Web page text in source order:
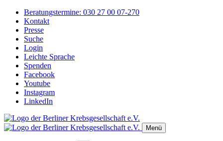
Beratungstermine: 030 27 00 07-270
Kontakt
Presse
Suche
Login
Leichte Sprache
Spenden
Facebook
Youtube
Instagram
LinkedIn
Menü